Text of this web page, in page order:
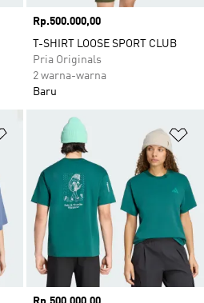
Harga
Rp.500.000,00
T-SHIRT LOOSE SPORT CLUB
Pria Originals
2 warna-warna
Baru
Tambahkan ke Wishlist